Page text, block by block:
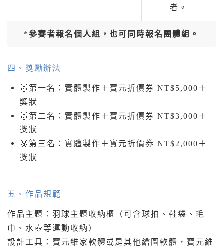
者。
*參賽者報名個人組，也可同時報名團體組。
四、 獎勵辦法
🥇 第一名：實體製作＋寶元折價券 NT$5,000＋
獎狀
🥈 第二名：實體製作＋寶元折價券 NT$3,000＋
獎狀
🥉 第三名：實體製作＋寶元折價券 NT$2,000＋
獎狀
五、 作品規範
作品主題：羽球主題收納櫃（可含球拍、鞋袋、毛
巾、水壺等運動收納）
設計工具：寶元維家軟體 或是其他繪圖軟體 ，寶元維